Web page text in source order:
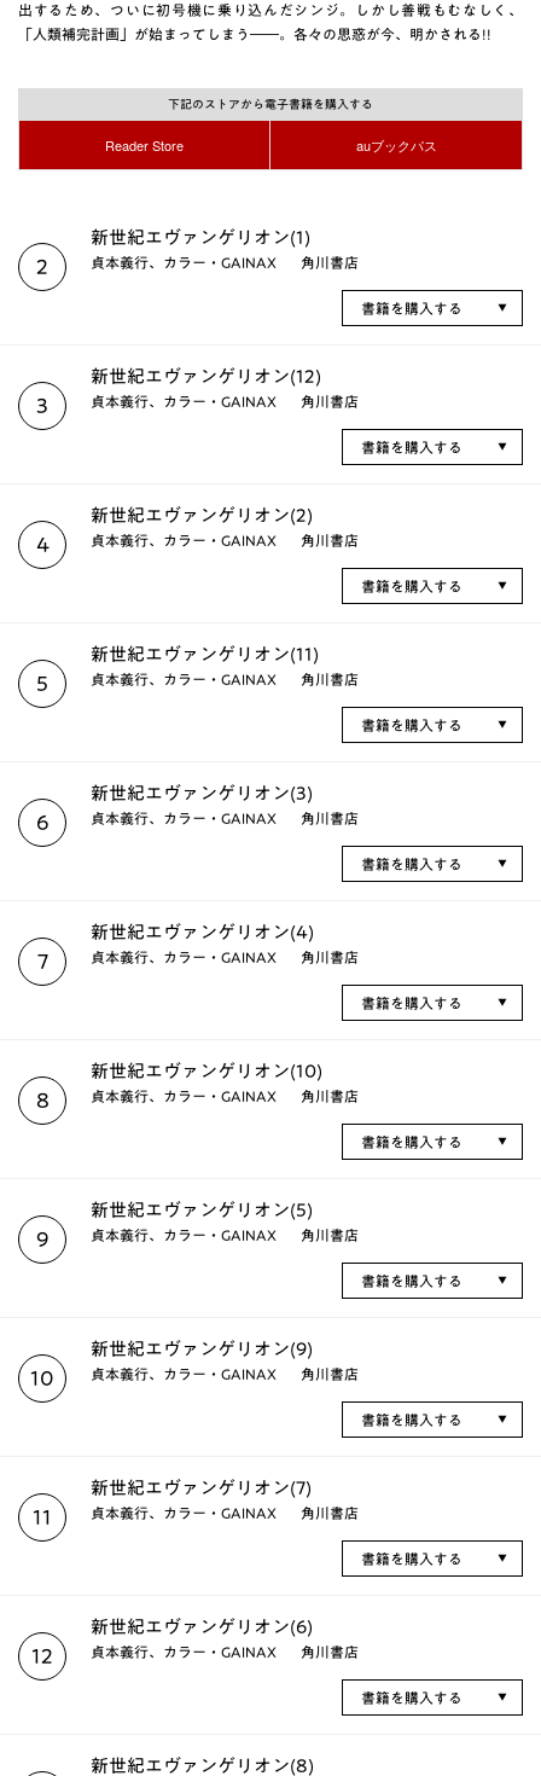
出するため、ついに初号機に乗り込んだシンジ。しかし善戦もむなしく、
「人類補完計画」が始まってしまう――。各々の思惑が今、明かされる!!
下記のストアから電子書籍を購入する
Reader Store auブックパス
2
新世紀エヴァンゲリオン(1)
貞本義行、カラー・GAINAX 角川書店
書籍を購入する
3
新世紀エヴァンゲリオン(12)
貞本義行、カラー・GAINAX 角川書店
書籍を購入する
4
新世紀エヴァンゲリオン(2)
貞本義行、カラー・GAINAX 角川書店
書籍を購入する
5
新世紀エヴァンゲリオン(11)
貞本義行、カラー・GAINAX 角川書店
書籍を購入する
6
新世紀エヴァンゲリオン(3)
貞本義行、カラー・GAINAX 角川書店
書籍を購入する
7
新世紀エヴァンゲリオン(4)
貞本義行、カラー・GAINAX 角川書店
書籍を購入する
8
新世紀エヴァンゲリオン(10)
貞本義行、カラー・GAINAX 角川書店
書籍を購入する
9
新世紀エヴァンゲリオン(5)
貞本義行、カラー・GAINAX 角川書店
書籍を購入する
10
新世紀エヴァンゲリオン(9)
貞本義行、カラー・GAINAX 角川書店
書籍を購入する
11
新世紀エヴァンゲリオン(7)
貞本義行、カラー・GAINAX 角川書店
書籍を購入する
12
新世紀エヴァンゲリオン(6)
貞本義行、カラー・GAINAX 角川書店
書籍を購入する
新世紀エヴァンゲリオン(8)